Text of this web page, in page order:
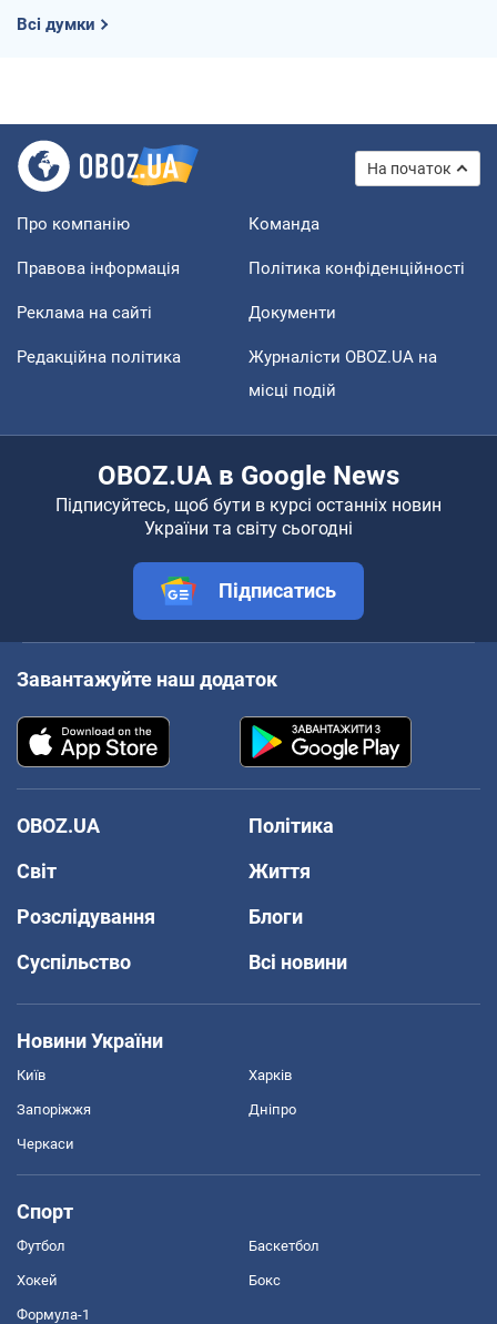
Всі думки
На початок
Про компанію Команда
Правова інформація Політика конфіденційності
Реклама на сайті Документи
Редакційна політика
Журналісти OBOZ.UA на
місці подій
OBOZ.UA в Google News
Підписуйтесь, щоб бути в курсі останніх новин
України та світу сьогодні
Підписатись
Завантажуйте наш додаток
OBOZ.UA
Політика
Світ
Життя
Розслідування
Блоги
Суспільство
Всі новини
Новини України
Київ Харків
Запоріжжя Дніпро
Черкаси
Спорт
Футбол Баскетбол
Хокей Бокс
Формула-1